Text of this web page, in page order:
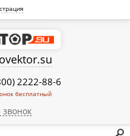
2222-88-6
бесплатный